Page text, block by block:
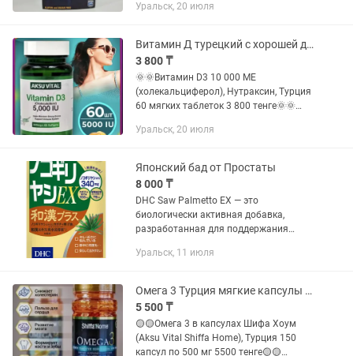
витамины B1, B2, B3, B5, B6, B12, а также
Уральск, 20 июля
Витамин Д турецкий с хорошей дозировкой 5000МЕ и 10 000МЕ
3 800 ₸
🌞🌞Витамин D3 10 000 МЕ
(холекальциферол), Нутраксин, Турция
60 мягких таблеток 3 800 тенге🌞🌞
нормального состояния костей и
системы По статистике...
Уральск, 20 июля
Японский бад от Простаты
8 000 ₸
DHC Saw Palmetto EX — это
биологически активная добавка,
разработанная для поддержания
возрасте. В ее состав входит экстракт
Уральск, 11 июля
Омега 3 Турция мягкие капсулы халяль
5 500 ₸
🟡🟡Омега 3 в капсулах Шифа Хоум
(Aksu Vital Shiffa Home), Турция 150
капсул по 500 мг 5500 тенге🟡🟡